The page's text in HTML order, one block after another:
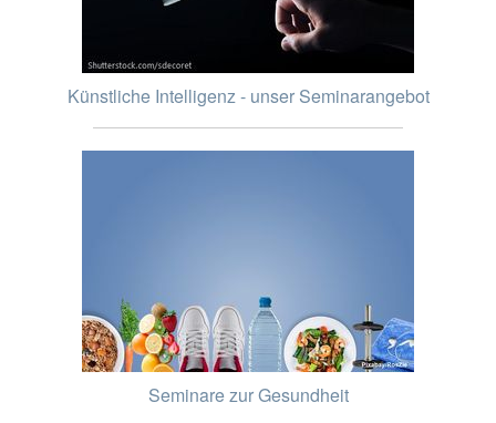
Künstliche Intelligenz - unser Seminarangebot
Seminare zur Gesundheit